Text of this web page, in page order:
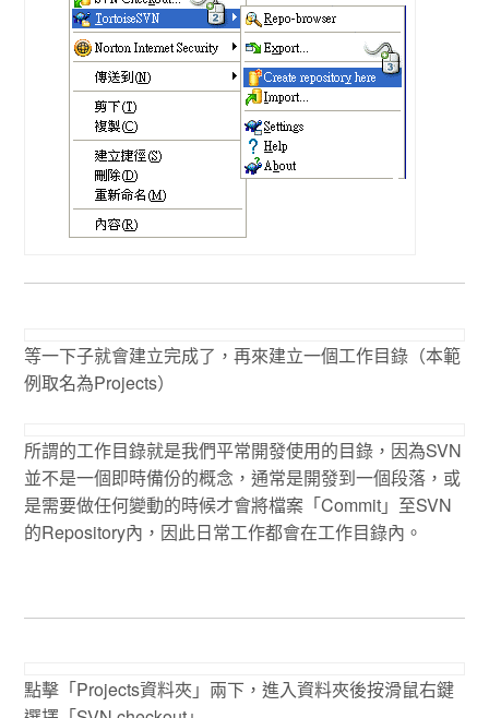
等一下子就會建立完成了，再來建立一個工作目錄（本範
例取名為Projects）
所謂的工作目錄就是我們平常開發使用的目錄，因為SVN
並不是一個即時備份的概念，通常是開發到一個段落，或
是需要做任何變動的時候才會將檔案「Commit」至SVN
的Repository內，因此日常工作都會在工作目錄內。
點擊「Projects資料夾」兩下，進入資料夾後按滑鼠右鍵